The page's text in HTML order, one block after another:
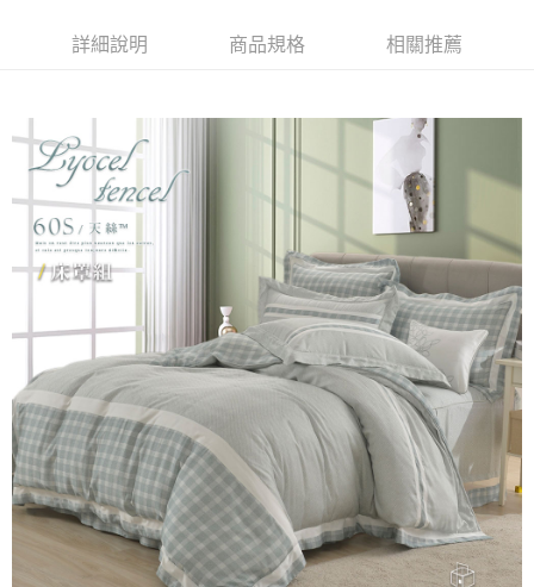
【大哥付你分期使用說明】
1.本服務由台灣大哥大提供，台灣大哥大用戶可立即使用無須另外申請。
成交易。
3.實際核准額度、可分期數及費用金額請依後續交易確認頁面所載為準。
4.訂單成立30分鐘內，如未前往確認交易或遇審核未通過，訂單將自動取
消。如遇「轉專審核」未通過狀況，表示未達大哥付你分期系統評分，恕無
法說明評估內容。
【繳款方式說明】
1.分期款項不併入電信帳單，「大哥付你分期」於每月結算日後寄送繳費提
醒簡訊。
2.透過簡訊連結打開帳單後，可選擇「超商條碼／台灣大直營門市／銀行轉
帳／街口支付／iPASS MONEY」等通路繳費。
【注意事項】
1.本服務係由「台灣大哥大股份有限公司」（以下簡稱本公司）所提供，讓
用戶於交易時，得透過本服務購買商品或服務，並由商店將買賣／分期付款
買賣價金債權讓與本公司後，依約使用本公司帳單繳交帳款。
2.基於同意付款使用「大哥付你分期」之契約關係目的，商店將以您的個人
資料（包含姓名、電話或地址）提供予台灣大哥大進項蒐集、處理及利用，
由本公司與您本人進行分期帳單所需資料之確認、核對及更正。
3.完整用戶服務條款，請詳閱以下連結：https://oppay.tw/userRule
AFTEE先享後付
AFTEE先享後付是「在收到商品之後才付款」的支付方式。 讓您購物簡單
便利好安心！
１．簡單：不需註冊會員、不需綁卡、不需儲值。
２．便利：只要手機號碼，簡訊認證，即可結帳。
３．安心：先確認商品／服務後，再付款。
【「AFTEE先享後付」結帳流程】
１．於結帳方式選擇「AFTEE先享後付」後，將跳轉至「AFTEE先享後付」
結帳頁面，進行簡訊認證並確認金額後，即可完成結帳。
２．訂單成立數日內，您將收到繳費通知簡訊。
３．收到繳費通知簡訊後14天內，點擊此簡訊中的連結，可透過四大超商／
ATM／網路銀行／等多元方式進行付款，方視為交易完成。
※ 請注意：結帳手續完成當下不需立刻繳費，但若您需要取消訂單，請聯絡
購買商品的店家。未經商家同意取消之訂單仍視為有效，需透過AFTEE先享
後付繳納相關費用。
※ 交易是否成功請以「AFTEE先享後付 」之結帳頁面顯示為準，若有關於
是否繳費成功／繳費後需取消欲退款等相關疑問，請聯繫「AFTEE先享後付
客戶支援中心」https://netprotections.freshdesk.com/support/home
【注意事項】
１．透過由恩沛科技股份有限公司提供之「AFTEE先享後付」服務完成之交
易，需依本服務之必要範圍內提供個人資料，並將交易相關給付款項請求債
相關說明
「Hami Point」為中華電信所提供之點數服務，可於會員專區綁定中華電信
會員帳號後，即可在購物車使用 Hami Point 折抵消費金額 (1點等於1元)。
ATM付款
運送方式
每筆NT$80，滿NT$999(含以上)免運費
詳細說明 商品規格 相關推薦